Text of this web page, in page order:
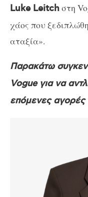
Luke Leitchστη
χάος που
αταξία».
Παρακάτω
Vogue για να
επόμενες αγορές